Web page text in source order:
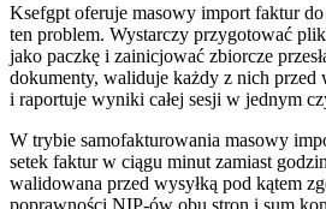
Ksefgpt oferuje masowy import faktur
ten problem. Wystarczy przygotować
jako paczkę i zainicjować zbiorcze
dokumenty, waliduje każdy z nich przed
i raportuje wyniki całej sesji w jednym
W trybie samofakturowania masowy
setek faktur w ciągu minut zamiast
walidowana przed wysyłką pod kątem
poprawności NIP-ów obu stron i sum